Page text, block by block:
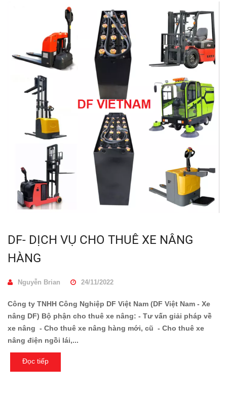
DF- DỊCH VỤ CHO THUÊ XE NÂNG
HÀNG
Nguyễn Brian 24/11/2022
Công ty TNHH Công Nghiệp DF Việt Nam (DF Việt Nam - Xe
nâng DF) Bộ phận cho thuê xe nâng: - Tư vấn giải pháp về
xe nâng - Cho thuê xe nâng hàng mới, cũ - Cho thuê xe
nâng điện ngồi lái,...
Đọc tiếp